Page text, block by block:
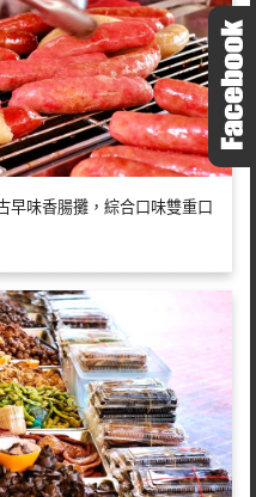
早味香腸攤，綜合口味雙重口